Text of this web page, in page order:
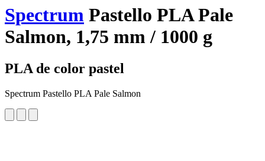
Spectrum Pastello PLA Pale
Salmon, 1,75 mm / 1000 g
PLA de color pastel
Spectrum Pastello PLA Pale Salmon